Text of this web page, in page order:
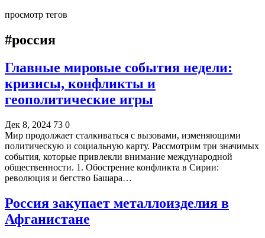
просмотр тегов
#россия
Главные мировые события недели:
кризисы, конфликты и
геополитические игры
Дек 8, 2024 73 0
Мир продолжает сталкиваться с вызовами, изменяющими
политическую и социальную карту. Рассмотрим три значимых
события, которые привлекли внимание международной
общественности. 1. Обострение конфликта в Сирии:
революция и бегство Башара…
Россия закупает металлоизделия в
Афганистане